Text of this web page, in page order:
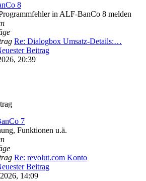
8
in ALF-BanCo 8 melden
Re: Dialogbox Umsatz-Details:…
Beitrag
20:39
7
Funktionen u.ä.
Re: revolut.com Konto
Beitrag
14:09